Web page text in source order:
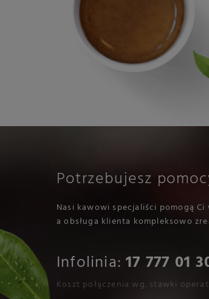
Potrzebujesz
Nasi kawowi specjaliści pomogą
a obsługa klienta kompleksowo
Infolinia:17 777 01
Koszt połączenia wg. stawki